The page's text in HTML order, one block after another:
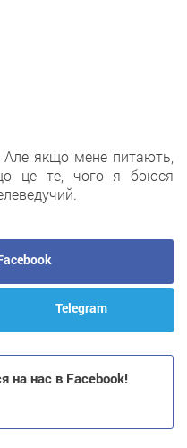
Але якщо мене питають,
це те, чого я боюся
Telegram
на нас в Facebook!